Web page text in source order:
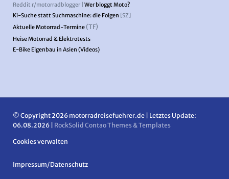
Reddit r/motorradblogger | Wer bloggt Moto?
Ki-Suche statt Suchmaschine: die Folgen [SZ]
Aktuelle Motorrad-Termine(TF)
Heise Motorrad & Elektrotests
E-Bike Eigenbau in Asien (Videos)
© Copyright 2026 motorradreisefuehrer.de | Letztes Update:
06.08.2026 | RockSolid Contao Themes & Templates
Cookies verwalten
Navigation
Impressum/Datenschutz